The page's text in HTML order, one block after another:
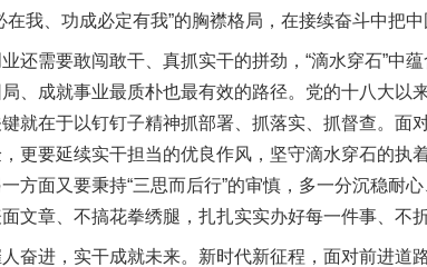
在我、功成必定有我”的胸襟格局，在接续奋斗中把
需要敢闯敢干、真抓实干的拼劲，“滴水穿石”中蕴
、成就事业最质朴也最有效的路径。党的十八大以
就在于以钉钉子精神抓部署、抓落实、抓督查。面
更要延续实干担当的优良作风，坚守滴水穿石的
方面又要秉持“三思而后行”的审慎，多一分沉稳耐
文章、不搞花拳绣腿，扎扎实实办好每一件事、不
进，实干成就未来。新时代新征程，面对前进道
平的博鳌关键词